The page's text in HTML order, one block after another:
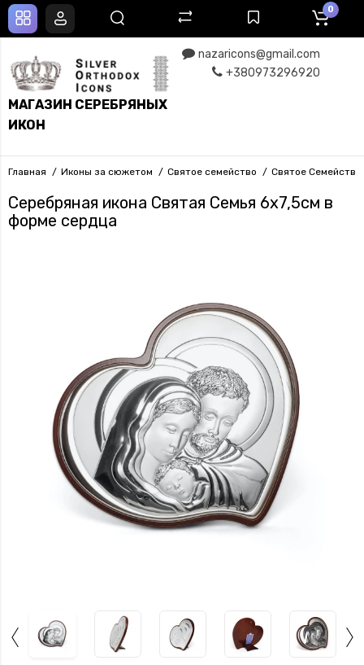
МАГАЗИН СЕРЕБРЯНЫХ
ИКОН
nazaricons@gmail.com
+380973296920
0
Главная Иконы за сюжетом Святое семейство Святое
Серебряная икона Святая Семья 6х7,5см в
форме сердца